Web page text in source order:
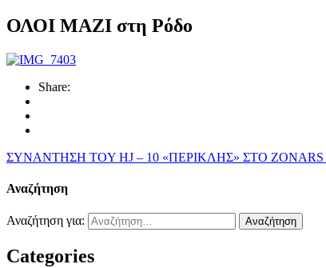
ΟΛΟΙ ΜΑΖΙ στη Ρόδο
Share:
ΣΥΝΑΝΤΗΣΗ TOY HJ – 10 «ΠΕΡΙΚΛΗΣ» ΣΤΟ ZONARS
Αναζήτηση
Αναζήτηση για:
Categories